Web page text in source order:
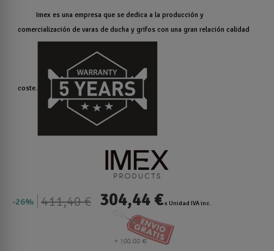
Imex es una empresa que se dedica a la producción y
comercialización de varas de ducha y grifos con una gran relación calidad
coste.
26% 411,40 € 304,44 €x Unidad IVA inc.